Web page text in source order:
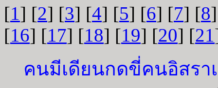
[1] [2] [3] [4] [5] [6] [7] [8
[16] [17] [18] [19] [20] [21
คนมีเดียนกดขี่คนอิสรา